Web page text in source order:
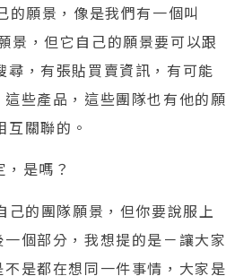
的願景，像是我們有一個叫
，但它自己的願景要可以跟
，有張貼買賣資訊，有可能
些產品，這些團隊也有他的願
關聯的。
是嗎？
的團隊願景，但你要說服上
個部分，我想提的是－讓大家
是都在想同一件事情，大家是